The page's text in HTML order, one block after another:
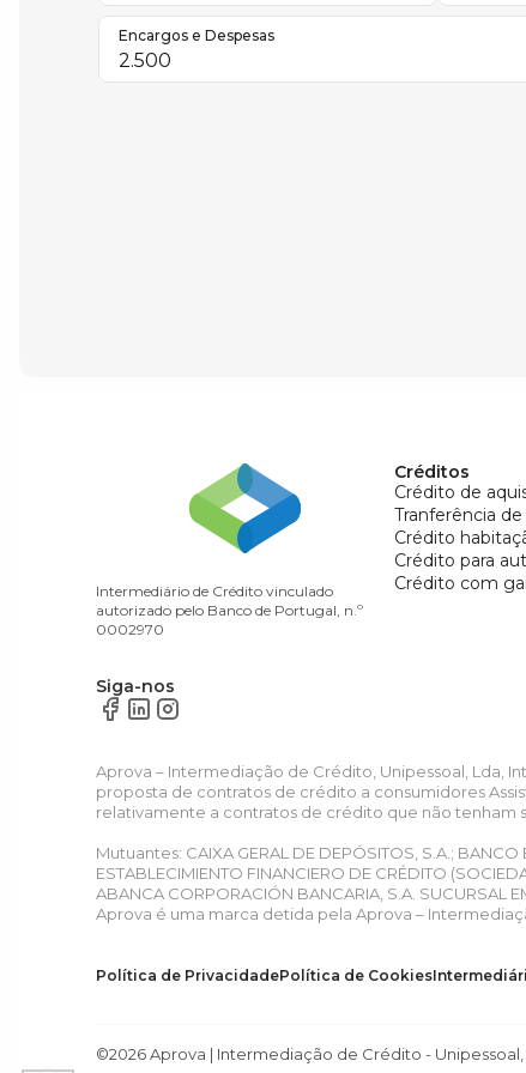
Encargos e Despesas
Intermediário de Crédito vinculado
autorizado pelo Banco de Portugal, n.º
0002970
Siga-nos
Créditos
Crédito de
Tranferência
Crédito
Crédito para
Crédito com
Aprova – Intermediação de Crédito, Unipessoal, Lda,
proposta de contratos de crédito a consumidores
relativamente a contratos de crédito que não tenham
Mutuantes: CAIXA GERAL DE DEPÓSITOS, S.A.; BANCO
ESTABLECIMIENTO FINANCIERO DE CRÉDITO
ABANCA CORPORACIÓN BANCARIA, S.A. SUCURSAL
Aprova é uma marca detida pela Aprova –
Política de PrivacidadePolítica de Cookies
©2026 Aprova | Intermediação de Crédito - Unipessoal,